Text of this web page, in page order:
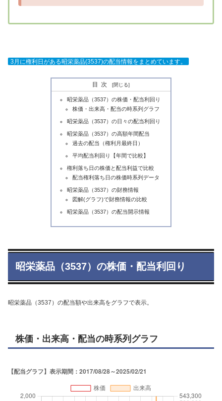
3月に権利日がある昭栄薬品(3537)の配当情報をまとめています。
目次
昭栄薬品（3537）の株価・配当利回り
株価・出来高・配当の時系列グラフ
昭栄薬品（3537）の日々の配当利回り
昭栄薬品（3537）の高額年間配当
過去の配当（権利月最終日）
平均配当利回り【年間で比較】
権利落ち日の株価と配当利益で比較
配当権利落ち日の株価時系列データ
昭栄薬品（3537）の財務情報
図解(グラフ)で財務情報の比較
昭栄薬品（3537）の配当開示情報
昭栄薬品（3537）の株価・配当利回り
昭栄薬品（3537）の配当額や出来高をグラフで表示。
株価・出来高・配当の時系列グラフ